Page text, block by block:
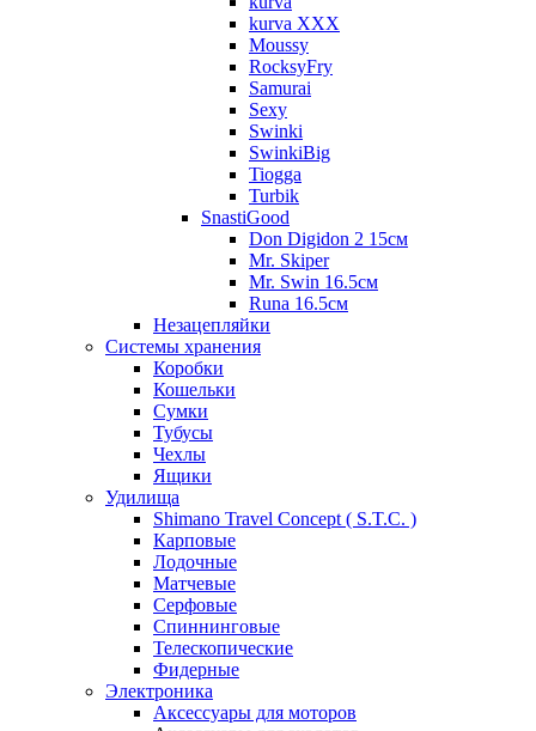
kurva XXX
Moussy
RocksyFry
Samurai
Sexy
Swinki
SwinkiBig
Tiogga
Turbik
SnastiGood
Don Digidon 2 15см
Mr. Skiper
Mr. Swin 16.5см
Runa 16.5см
Незацепляйки
Системы хранения
Коробки
Кошельки
Сумки
Тубусы
Чехлы
Ящики
Удилища
Shimano Travel Concept ( S.T.C. )
Карповые
Лодочные
Матчевые
Серфовые
Спиннинговые
Телескопические
Фидерные
Электроника
Аксессуары для моторов